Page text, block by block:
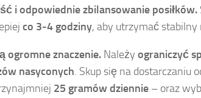
i odpowiednie zbilansowanie posiłków.
co 3-4 godziny, aby utrzymać stabilny
ogromne znaczenie. Należy ograniczyć
nasyconych. Skup się na dostarczaniu
25 gramów dziennie – oraz